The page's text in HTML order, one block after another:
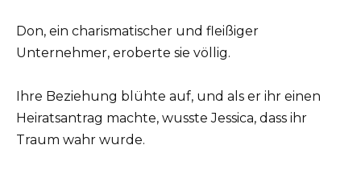
Don, ein charismatischer und fleißiger
Unternehmer, eroberte sie völlig.
Ihre Beziehung blühte auf, und als er ihr einen
Heiratsantrag machte, wusste Jessica, dass ihr
Traum wahr wurde.